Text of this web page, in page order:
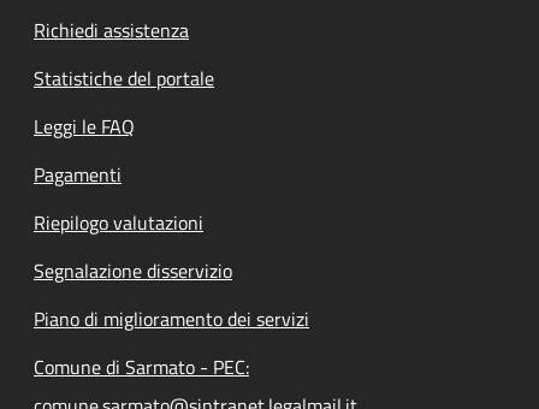
Richiedi assistenza
Statistiche del portale
Leggi le FAQ
Pagamenti
Riepilogo valutazioni
Segnalazione disservizio
Piano di miglioramento dei servizi
Comune di Sarmato - PEC: